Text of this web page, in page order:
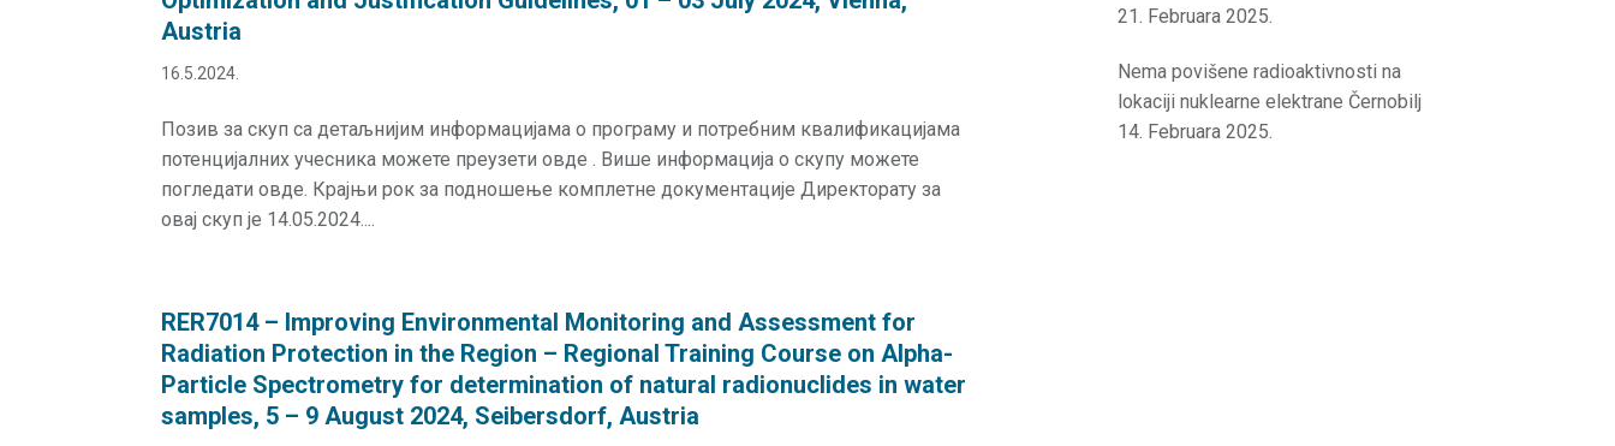
Austria
16.5.2024.
Позив за скуп са детаљнијим информацијама о програму и потребним квалификацијама
потенцијалних учесника можете преузети овде . Више информација о скупу можете
погледати овде. Крајњи рок за подношење комплетне документације Директорату за
овај скуп је 14.05.2024....
RER7014 – Improving Environmental Monitoring and Assessment for
Radiation Protection in the Region – Regional Training Course on Alpha-
Particle Spectrometry for determination of natural radionuclides in water
samples, 5 – 9 August 2024, Seibersdorf, Austria
rođendana japanskog cara
21. Februara 2025.
Nema povišene radioaktivnosti na
lokaciji nuklearne elektrane Černobilj
14. Februara 2025.